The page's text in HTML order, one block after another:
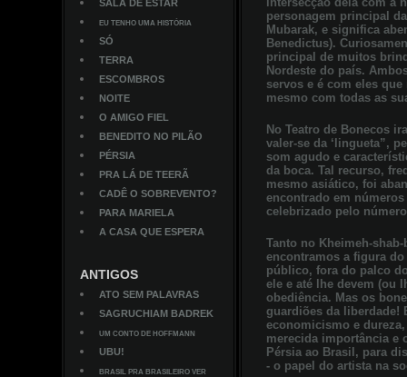
SALA DE ESTAR
EU TENHO UMA HISTÓRIA
SÓ
TERRA
ESCOMBROS
NOITE
O AMIGO FIEL
BENEDITO NO PILÃO
PÉRSIA
PRA LÁ DE TEERÃ
CADÊ O SOBREVENTO?
PARA MARIELA
A CASA QUE ESPERA
ANTIGOS
ATO SEM PALAVRAS
SAGRUCHIAM BADREK
UM CONTO DE HOFFMANN
UBU!
BRASIL PRA BRASILEIRO VER
personagem principal
Mubarak, e significa
Benedictus).
principal de muitos
Nordeste do país.
servos e é com eles
mesmo com todas as
No Teatro de Bonecos
valer-se da ‘lingueta”,
som agudo e
da boca. Tal recurso,
mesmo asiático, foi
encontrado em
celebrizado pelo
Tanto no Kheimeh-
encontramos a figura
público, fora do palco
ele e até lhe devem (ou
obediência. Mas os
guardiões da liberdade!
economicismo e
merecida importância e
Pérsia ao Brasil, para
- o papel do artista na